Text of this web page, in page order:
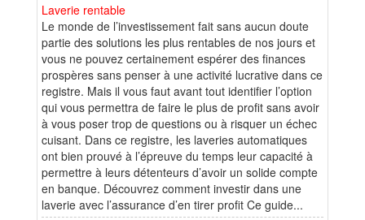
Laverie rentable
Le monde de l’investissement fait sans aucun doute
partie des solutions les plus rentables de nos jours et
vous ne pouvez certainement espérer des finances
prospères sans penser à une activité lucrative dans ce
registre. Mais il vous faut avant tout identifier l’option
qui vous permettra de faire le plus de profit sans avoir
à vous poser trop de questions ou à risquer un échec
cuisant. Dans ce registre, les laveries automatiques
ont bien prouvé à l’épreuve du temps leur capacité à
permettre à leurs détenteurs d’avoir un solide compte
en banque. Découvrez comment investir dans une
laverie avec l’assurance d’en tirer profit Ce guide...